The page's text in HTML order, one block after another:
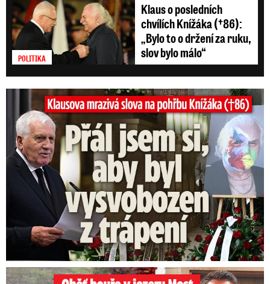
POLITIKA
Klaus o posledních
chvílích Knížáka (†86):
„Bylo to o držení za ruku,
slov bylo málo“
Klausova mrazivá slova na pohřbu Knížáka: Přál jsem si...
Oběť bouře v jezeru Most: Zemřel táta Dominik (†28)